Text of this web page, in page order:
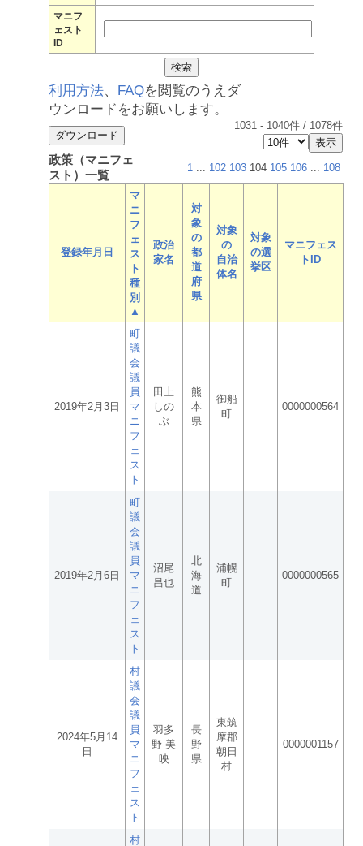
マニフ
ェスト
ID
利用方法、 FAQを閲覧のうえダ
ウンロードをお願いします。
1031 - 1040件 / 1078件
政策（マニフェ
スト）一覧
1 ... 102 103 104 105 106 ... 108
登録年月日
マ
ニ
フ
ェ
ス
ト
種
別
▲
政治
家名
対
象
の
都
道
府
県
対象
の
自治
体名
対象
の選
挙区
マニフェス
トID
2019年2月3日
町
議
会
議
員
マ
ニ
フ
ェ
ス
ト
田上
しの
ぶ
熊
本
県
御船
町
0000000564
2019年2月6日
町
議
会
議
員
マ
ニ
フ
ェ
ス
ト
沼尾
昌也
北
海
道
浦幌
町
0000000565
2024年5月14
日
村
議
会
議
員
マ
ニ
フ
ェ
ス
ト
羽多
野 美
映
長
野
県
東筑
摩郡
朝日
村
0000001157
村